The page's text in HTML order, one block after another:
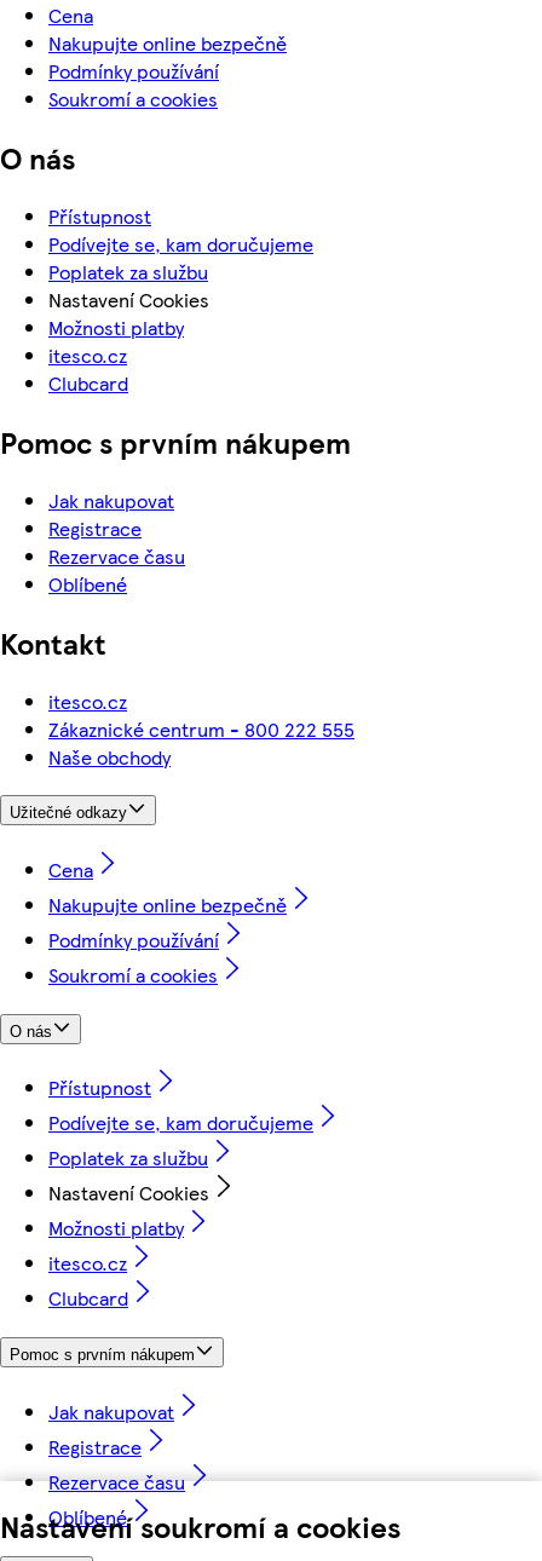
Nastavení soukromí a cookies
Cena
Nakupujte online bezpečně
Podmínky používání
Soukromí a cookies
O nás
Přístupnost
Podívejte se, kam doručujeme
Poplatek za službu
Nastavení Cookies
Možnosti platby
itesco.cz
Clubcard
Pomoc s prvním nákupem
Jak nakupovat
Registrace
Rezervace času
Oblíbené
Kontakt
itesco.cz
Zákaznické centrum - 800 222 555
Naše obchody
Užitečné odkazy
Cena
Nakupujte online bezpečně
Podmínky používání
Soukromí a cookies
O nás
Přístupnost
Podívejte se, kam doručujeme
Poplatek za službu
Nastavení Cookies
Možnosti platby
itesco.cz
Clubcard
Pomoc s prvním nákupem
Jak nakupovat
Registrace
Rezervace času
Oblíbené